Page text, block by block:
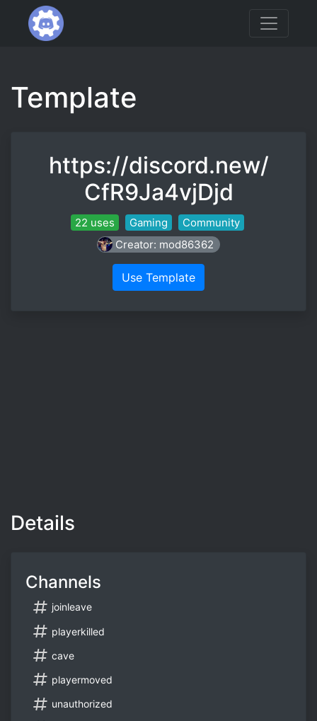
Template
https://discord.new/
CfR9Ja4vjDjd
22 uses Gaming
Community
Creator: mod86362
Use Template
Details
Channels
joinleave
playerkilled
cave
playermoved
unauthorized